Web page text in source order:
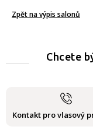
Zpět na výpis salonů
Chcete
Kontakt pro vlasový